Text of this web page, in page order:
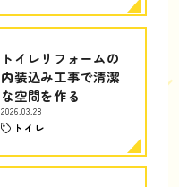
トイレリフォームの
内装込み工事で清潔
な空間を作る
2026.03.28
トイレ